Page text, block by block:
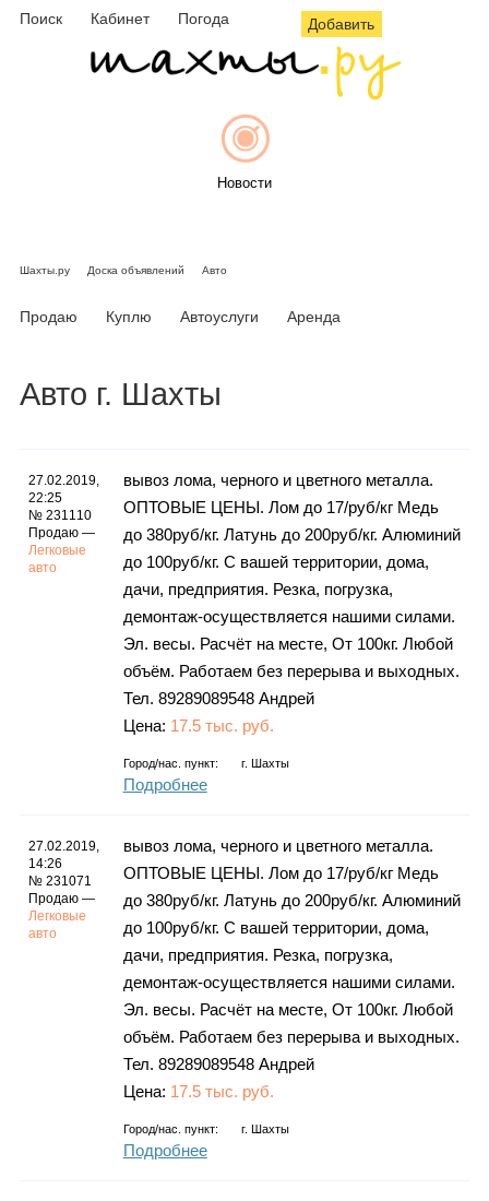
Поиск Кабинет Погода Добавить
Новости
Объявления
Инфо
Гороскоп
Фотогалерея
Шахты.ру Доска объявлений Авто
Продаю Куплю Автоуслуги Аренда
Авто г. Шахты
27.02.2019,
22:25
№ 231110
Продаю —
Легковые
авто
вывоз лома, черного и цветного металла.
ОПТОВЫЕ ЦЕНЫ. Лом до 17/руб/кг Медь
до 380руб/кг. Латунь до 200руб/кг. Алюминий
до 100руб/кг. С вашей территории, дома,
дачи, предприятия. Резка, погрузка,
демонтаж-осуществляется нашими силами.
Эл. весы. Расчёт на месте, От 100кг. Любой
объём. Работаем без перерыва и выходных.
Тел. 89289089548 Андрей
Цена: 17.5 тыс. руб.
Город/нас. пункт: г. Шахты
Подробнее
27.02.2019,
14:26
№ 231071
Продаю —
Легковые
авто
вывоз лома, черного и цветного металла.
ОПТОВЫЕ ЦЕНЫ. Лом до 17/руб/кг Медь
до 380руб/кг. Латунь до 200руб/кг. Алюминий
до 100руб/кг. С вашей территории, дома,
дачи, предприятия. Резка, погрузка,
демонтаж-осуществляется нашими силами.
Эл. весы. Расчёт на месте, От 100кг. Любой
объём. Работаем без перерыва и выходных.
Тел. 89289089548 Андрей
Цена: 17.5 тыс. руб.
Город/нас. пункт: г. Шахты
Подробнее